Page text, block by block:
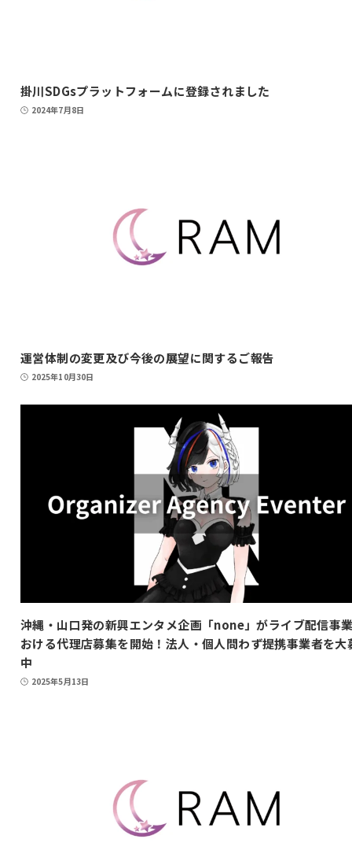
掛川SDGsプラットフォームに登録されました
2024年7月8日
運営体制の変更及び今後の展望に関するご報告
2025年10月30日
沖縄・山口発の新興エンタメ企画「none」がライブ配信事
おける代理店募集を開始！法人・個人問わず提携事業者を大
中
2025年5月13日